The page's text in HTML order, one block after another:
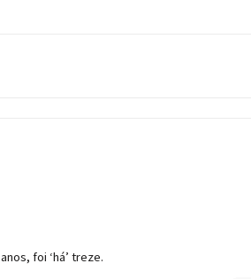
foi ‘há’ treze.